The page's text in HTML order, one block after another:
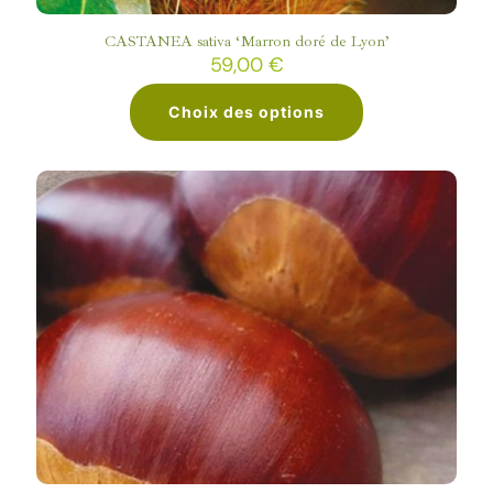
CASTANEA sativa ‘Marron doré de Lyon’
59,00 €
Choix des options
produit
a
plusieurs
variations.
Les
options
peuvent
être
choisies
sur
la
page
du
produit